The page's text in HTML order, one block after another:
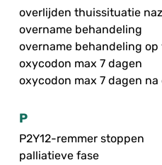
overlijden thuissituatie
overname behandeling
overname behandeling
oxycodon max 7 dagen
oxycodon max 7 dagen na
P
P2Y12-remmer stoppen
palliatieve fase